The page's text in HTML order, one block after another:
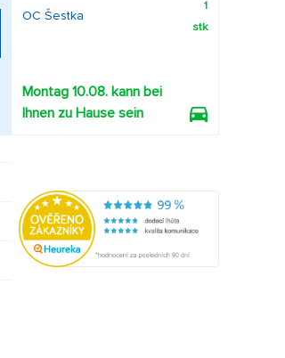
OC Šestka
1
stk
Montag 10.08. kann bei
Ihnen zu Hause sein